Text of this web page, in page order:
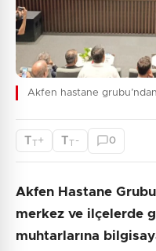
Akfen hastane
TT+ TT - 0
Akfen Hastane
merkez ve ilçelerde
muhtarlarına